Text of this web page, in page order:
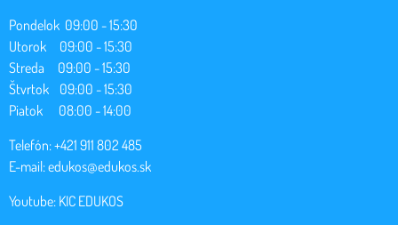
Pondelok 09:00 - 15:30
Utorok 09:00 - 15:30
Streda 09:00 - 15:30
Štvrtok 09:00 - 15:30
Piatok 08:00 - 14:00
Telefón: +421 911 802 485
E-mail:edukos@edukos.sk
Youtube: KIC EDUKOS